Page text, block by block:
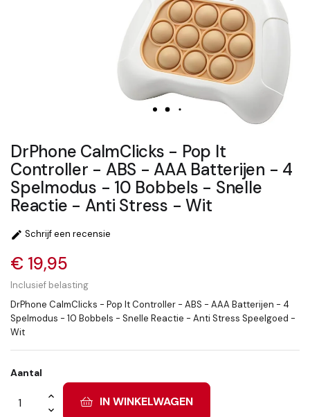
DrPhone CalmClicks - Pop It
Controller - ABS - AAA Batterijen - 4
Spelmodus - 10 Bobbels - Snelle
Reactie - Anti Stress - Wit
 Schrijf een recensie
€ 19,95
Inclusief belasting
DrPhone CalmClicks - Pop It Controller - ABS - AAA Batterijen - 4
Spelmodus - 10 Bobbels - Snelle Reactie - Anti Stress Speelgoed -
Wit
Aantal
IN WINKELWAGEN